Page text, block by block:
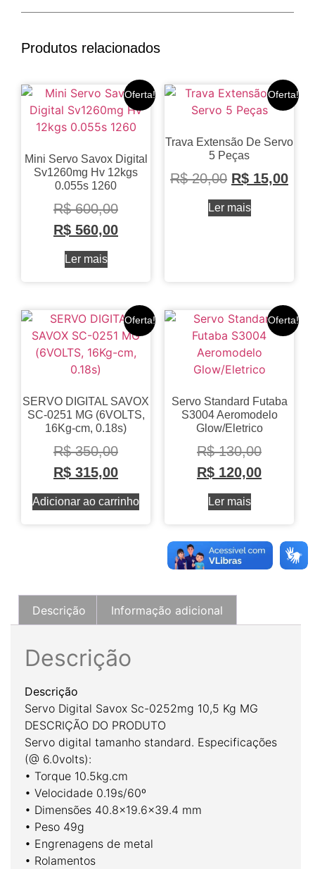
Produtos relacionados
Oferta!
Mini Servo Savox Digital
Sv1260mg Hv 12kgs
0.055s 1260
R$600,00
R$ 560,00
Ler mais
Oferta!
Trava Extensão De Servo
5 Peças
R$20,00 R$ 15,00
Ler mais
Oferta!
SERVO DIGITAL SAVOX
SC-0251 MG (6VOLTS,
16Kg-cm, 0.18s)
R$350,00
R$ 315,00
Adicionar ao carrinho
Oferta!
Servo Standard Futaba
S3004 Aeromodelo
Glow/Eletrico
R$130,00
R$ 120,00
Ler mais
Descrição Informação adicional
Descrição
Descrição
Servo Digital Savox Sc-0252mg 10,5 Kg MG
DESCRIÇÃO DO PRODUTO
Servo digital tamanho standard. Especificações
(@ 6.0volts):
• Torque 10.5kg.cm
• Velocidade 0.19s/60º
• Dimensões 40.8×19.6×39.4 mm
• Peso 49g
• Engrenagens de metal
• Rolamentos